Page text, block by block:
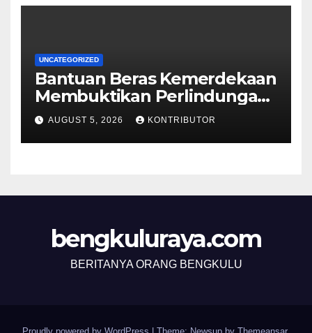
UNCATEGORIZED
Bantuan Beras Kemerdekaan
Membuktikan Perlindungan
Sosial Berjalan sampai ke
Rumah Rakyat
AUGUST 5, 2026 KONTRIBUTOR
bengkuluraya.com
BERITANYA ORANG BENGKULU